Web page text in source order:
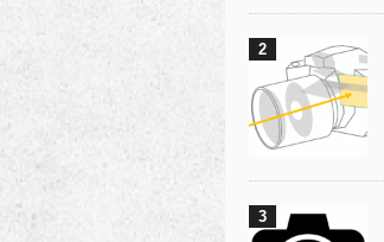
2
3